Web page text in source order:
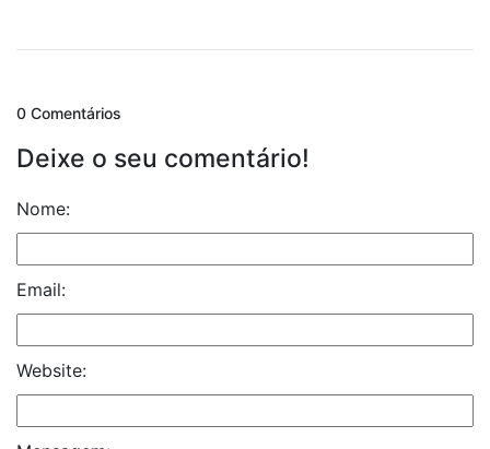
0 Comentários
Deixe o seu comentário!
Nome:
Email:
Website: